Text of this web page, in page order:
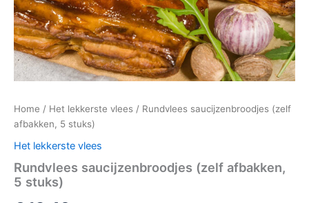
Home / Het lekkerste vlees / Rundvlees saucijzenbroodjes (zelf
afbakken, 5 stuks)
Het lekkerste vlees
Rundvlees saucijzenbroodjes (zelf afbakken,
5 stuks)